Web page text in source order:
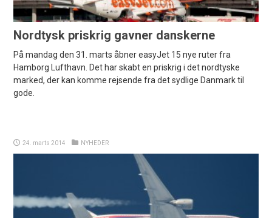
Nordtysk priskrig gavner danskerne
På mandag den 31. marts åbner easyJet 15 nye ruter fra
Hamborg Lufthavn. Det har skabt en priskrig i det nordtyske
marked, der kan komme rejsende fra det sydlige Danmark til
gode.
24. marts 2014 NYHEDER